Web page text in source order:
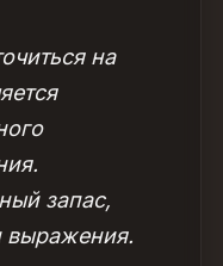
на
запас,
выражения.